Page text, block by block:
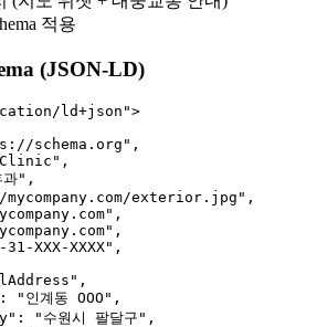
적용
(JSON-LD)
ld+json">
schema.org",
",
exterior.jpg",
31-XXX-XXXX",
"인계동 OOO",
"수원시 팔달구",